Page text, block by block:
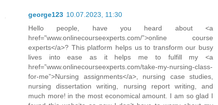
george123 10.07.2023, 11:30
Hello people, have you heard about <a
href="www.onlinecourseexperts.com/”>online course
experts</a>? This platform helps us to transform our busy
lives into ease as it helps me to fulfill my <a
href=”www.onlinecourseexperts.com/take-my-nursing-class-
for-me”>Nursing assignments</a>, nursing case studies,
nursing dissertation writing, nursing report writing, and
much more! in the most economical amount. I am so glad I